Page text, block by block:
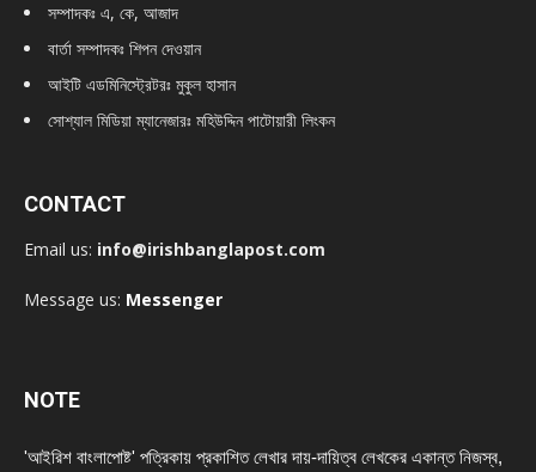
সম্পাদকঃ এ, কে, আজাদ
বার্তা সম্পাদকঃ শিপন দেওয়ান
আইটি এডমিনিস্ট্রেটরঃ মুকুল হাসান
সোশ্যাল মিডিয়া ম্যানেজারঃ মহিউদ্দিন পাটোয়ারী লিংকন
CONTACT
Email us: info@irishbanglapost.com
Message us: Messenger
NOTE
'আইরিশ বাংলাপোষ্ট' পত্রিকায় প্রকাশিত লেখার দায়-দায়িত্ব লেখকের একান্ত নিজস্ব,